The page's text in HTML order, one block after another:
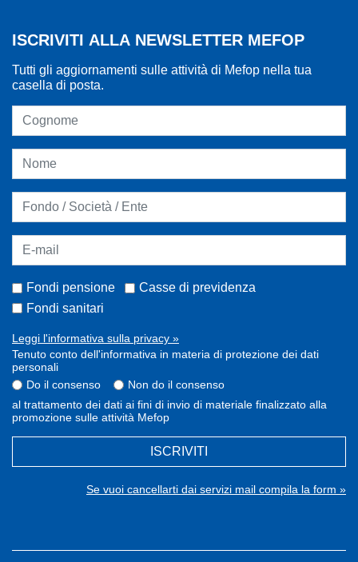
ISCRIVITI ALLA NEWSLETTER MEFOP
Tutti gli aggiornamenti sulle attività di Mefop nella tua
casella di posta.
Fondi pensione
Casse di previdenza
Fondi sanitari
Leggi l'informativa sulla privacy »
Tenuto conto dell'informativa in materia di protezione dei dati
personali
Do il consenso
Non do il consenso
al trattamento dei dati ai fini di invio di materiale finalizzato alla
promozione sulle attività Mefop
ISCRIVITI
Se vuoi cancellarti dai servizi mail compila la form »